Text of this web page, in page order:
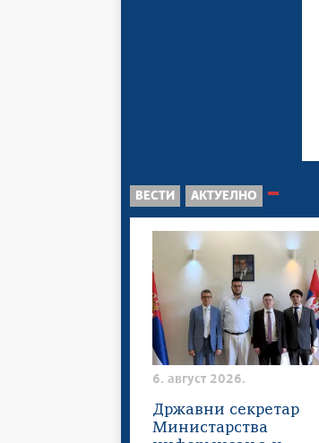
ВЕСТИ АКТУЕЛНО
6. август 2026.
Државни секретар
Министарства